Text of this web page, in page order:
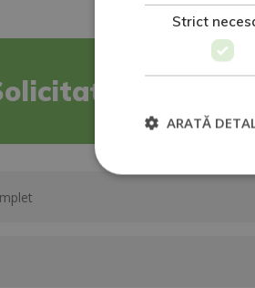
informații
Strict
ARATĂ